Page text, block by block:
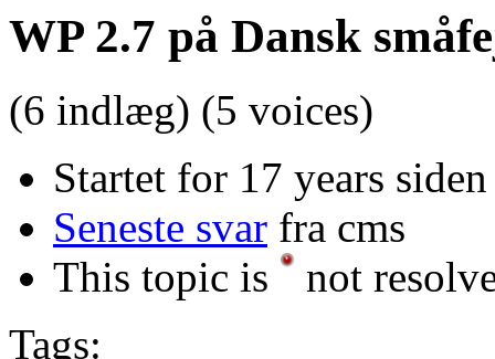
WP 2.7 på Dansk
(6 indlæg) (5 voices)
Startet for 17 years
Seneste svar fra cms
This topic is
not
Tags: